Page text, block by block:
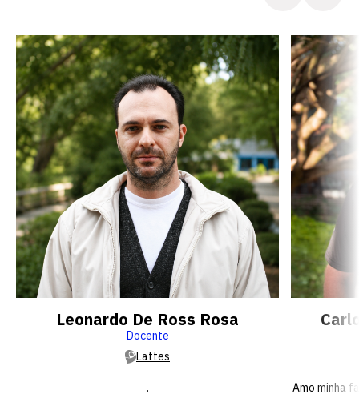
Leonardo De Ross Rosa
Docente
Lattes
.
Amo minha